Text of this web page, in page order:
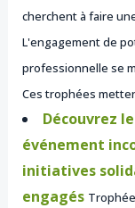
cherchent à faire
L'engagement de
professionnelle se
Ces trophées
Découvrez
événement
initiatives
engagés